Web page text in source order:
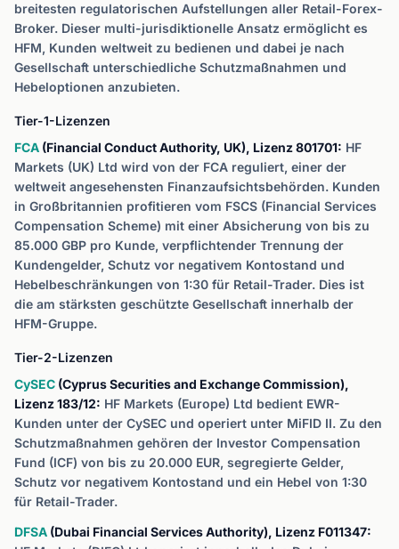
breitesten regulatorischen Aufstellungen aller Retail-Forex-
Broker. Dieser multi-jurisdiktionelle Ansatz ermöglicht es
HFM, Kunden weltweit zu bedienen und dabei je nach
Gesellschaft unterschiedliche Schutzmaßnahmen und
Hebeloptionen anzubieten.
Tier-1-Lizenzen
FCA (Financial Conduct Authority, UK), Lizenz 801701: HF
Markets (UK) Ltd wird von der FCA reguliert, einer der
weltweit angesehensten Finanzaufsichtsbehörden. Kunden
in Großbritannien profitieren vom FSCS (Financial Services
Compensation Scheme) mit einer Absicherung von bis zu
85.000 GBP pro Kunde, verpflichtender Trennung der
Kundengelder, Schutz vor negativem Kontostand und
Hebelbeschränkungen von 1:30 für Retail-Trader. Dies ist
die am stärksten geschützte Gesellschaft innerhalb der
HFM-Gruppe.
Tier-2-Lizenzen
CySEC (Cyprus Securities and Exchange Commission),
Lizenz 183/12: HF Markets (Europe) Ltd bedient EWR-
Kunden unter der CySEC und operiert unter MiFID II. Zu den
Schutzmaßnahmen gehören der Investor Compensation
Fund (ICF) von bis zu 20.000 EUR, segregierte Gelder,
Schutz vor negativem Kontostand und ein Hebel von 1:30
für Retail-Trader.
DFSA (Dubai Financial Services Authority), Lizenz F011347: